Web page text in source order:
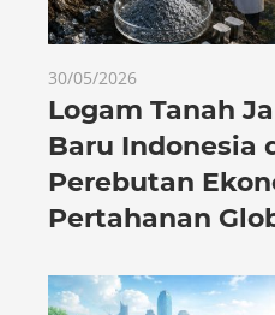
30/05/2026
Logam Tanah
Baru Indonesia
Perebutan
Pertahanan